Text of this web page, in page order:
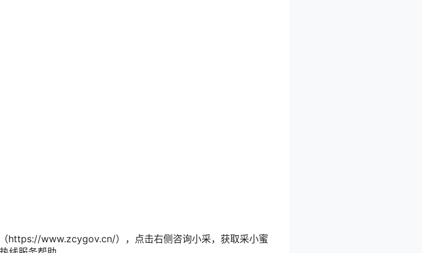
https://www.zcygov.cn/），点击右侧咨询小采，获取采小蜜